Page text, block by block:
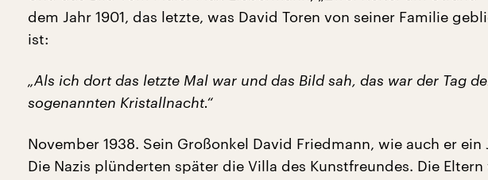
dem Jahr 1901, das letzte, was David Toren von seiner Familie
ist:
„Als ich dort das letzte Mal war und das Bild sah, das war der Tag
sogenannten Kristallnacht.“
November 1938. Sein Großonkel David Friedmann, wie auch er ein
Die Nazis plünderten später die Villa des Kunstfreundes. Die Eltern